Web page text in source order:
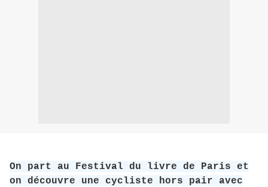
On part au Festival du livre de Paris et
on découvre une cycliste hors pair avec